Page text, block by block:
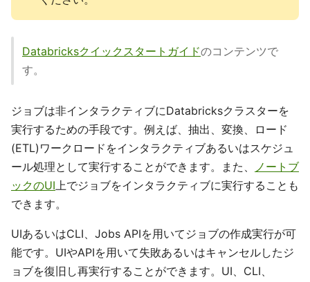
Databricksクイックスタートガイドのコンテンツで
す。
ジョブは非インタラクティブにDatabricksクラスターを
実行するための手段です。例えば、抽出、変換、ロード
(ETL)ワークロードをインタラクティブあるいはスケジュ
ール処理として実行することができます。また、
ノートブ
ックのUI上でジョブをインタラクティブに実行することも
できます。
UIあるいはCLI、Jobs APIを用いてジョブの作成実行が可
能です。UIやAPIを用いて失敗あるいはキャンセルしたジ
ョブを復旧し再実行することができます。UI、CLI、